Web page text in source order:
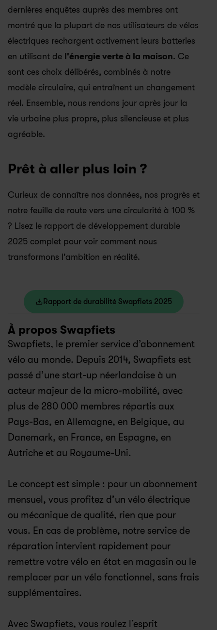
dernières enquêtes auprès des membres ont
montré que la plupart de nos utilisateurs de vélos
électriques rechargent activement leurs batteries
en utilisant de l'énergie verte à la maison. Ce
sont ces choix délibérés, combinés à notre
modèle circulaire, qui entraînent un changement
réel. Ensemble, nous rendons jour après jour la
vie urbaine plus propre, plus silencieuse et plus
agréable.
Prêt à aller plus loin ?
Curieux de connaître nos données, nos progrès et
notre feuille de route vers une circularité à 100 %
? Lisez le rapport de développement durable
2025 complet pour voir comment nous
transformons l'ambition en réalité.
Rapport de durabilité Swapfiets 2025
À propos Swapfiets
Swapfiets, le premier service d’abonnement
vélo au monde. Depuis 2014, Swapfiets est
passé d’une start-up néerlandaise à un
acteur majeur de la micro-mobilité, avec
plus de 280 000 membres répartis aux
Pays-Bas, en Allemagne, en Belgique, au
Danemark, en France, en Espagne, en
Autriche et au Royaume-Uni.
Le concept est simple : pour un abonnement
mensuel, vous profitez d’un vélo électrique
ou mécanique de qualité, rien que pour
vous. En cas de problème, notre service de
réparation intervient rapidement pour
remettre votre vélo en état en magasin ou le
remplacer par un vélo fonctionnel, sans frais
supplémentaires.
Avec Swapfiets, vous roulez l’esprit